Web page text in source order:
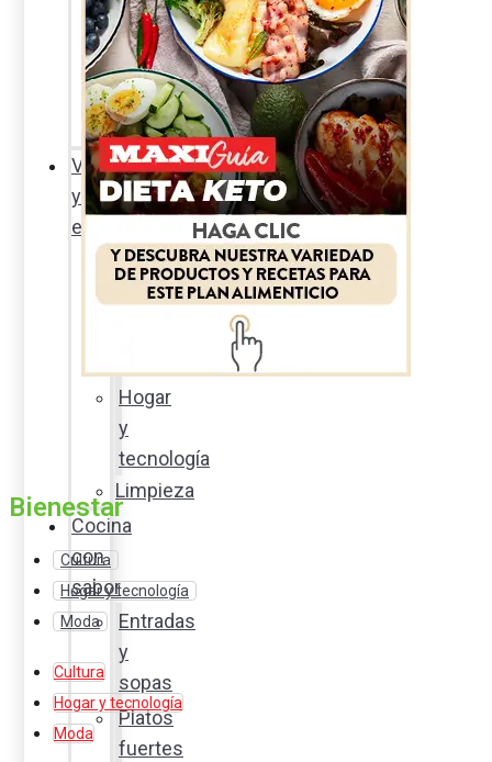
Sexualidad
responsable
En
la
percha
Vida
y
estilo
Productos
nuevos
Hogar
y
tecnología
Limpieza
Cocina
con
sabor
Entradas
y
sopas
Platos
fuertes
Bienestar
Cultura
Hogar y tecnología
Moda
Cultura
Hogar y tecnología
Moda